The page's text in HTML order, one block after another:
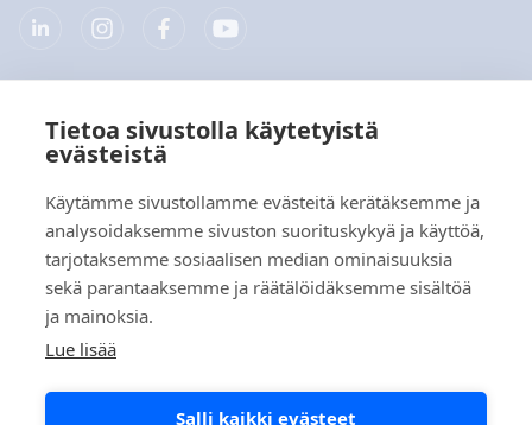
Tietoa sivustolla käytetyistä
evästeistä
Käytämme sivustollamme evästeitä kerätäksemme ja
analysoidaksemme sivuston suorituskykyä ja käyttöä,
tarjotaksemme sosiaalisen median ominaisuuksia
sekä parantaaksemme ja räätälöidäksemme sisältöä
ja mainoksia.
Lue lisää
Salli kaikki evästeet
Yritys
Pikalinkit
Tietosuoja